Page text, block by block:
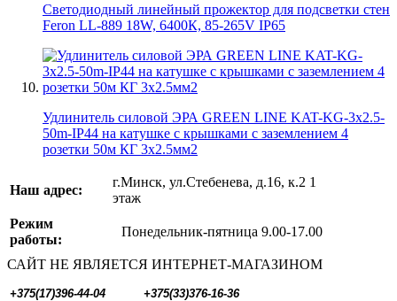
Светодиодный линейный прожектор для подсветки стен
Feron LL-889 18W, 6400К, 85-265V IP65
Удлинитель силовой ЭРА GREEN LINE KAT-KG-3x2.5-
50m-IP44 на катушке c крышками с заземлением 4
розетки 50м КГ 3x2.5мм2
Наш адрес:
г.Минск, ул.Стебенева, д.16, к.2 1
этаж
Режим
работы:
Понедельник-пятница 9.00-17.00
САЙТ НЕ ЯВЛЯЕТСЯ ИНТЕРНЕТ-МАГАЗИНОМ
+375(17)396-44-04 +375(33)376-16-36